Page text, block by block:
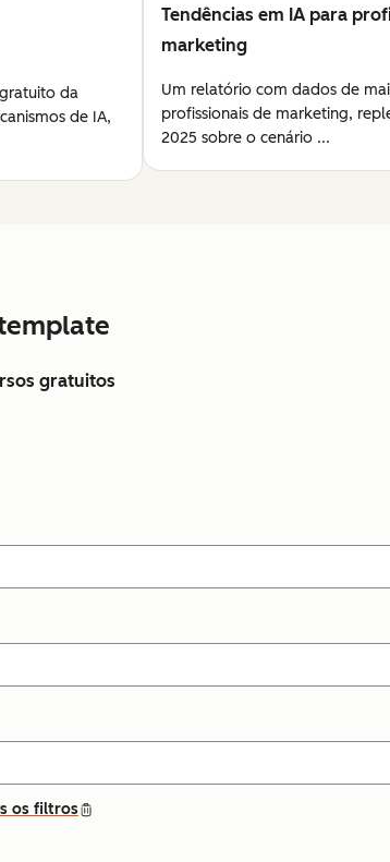
da
de IA,
Tendências em IA para
marketing
Um relatório com dados de
profissionais de marketing,
2025 sobre o cenário ...
gratuitos
os filtros